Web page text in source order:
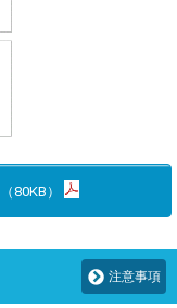
（80KB）
注意事項